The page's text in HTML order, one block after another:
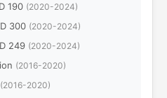
190 (2020-2024)
300 (2020-2024)
249 (2020-2024)
(2016-2020)
(2016-2020)